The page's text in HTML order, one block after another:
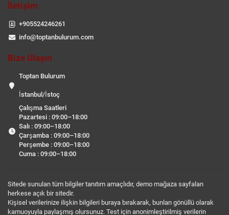
İletişim
+905524246261
info@toptanbulurum.com
Bize Ulaşın
Toptan Bulurum
İstanbul/İstoç
Çalışma Saatleri
Pazartesi : 09:00–18:00
Salı : 09:00–18:00
Çarşamba : 09:00–18:00
Perşembe : 09:00–18:00
Cuma : 09:00–18:00
Sitede sunulan tüm bilgiler tanıtım amaçlıdır, demo mağaza sayfaları
herkese açık bir sitedir.
Kişisel verilerinize ilişkin bilgileri buraya bırakarak, bunları gönüllü olarak
kamuoyuyla paylaşmış olursunuz. Test için anonimleştirilmiş verilerin